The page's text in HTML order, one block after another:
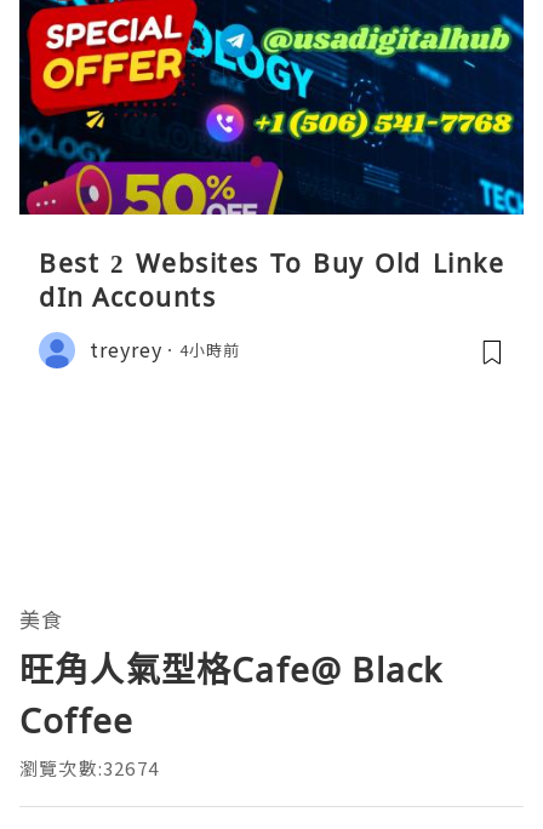
Best 2 Websites To Buy Old Linke
dIn Accounts
treyrey 4小時前
美食
旺角人氣型格Cafe@ Black
Coffee
瀏覽次數:32674